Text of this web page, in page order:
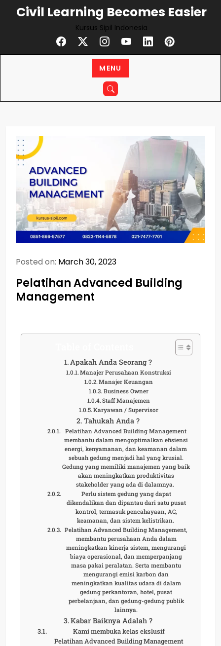
Civil Learning Becomes Easier
Kursus Sipil Indonesia
MENU
Posted on: March 30, 2023
Pelatihan Advanced Building
Management
Apakah Anda Seorang ?
Manajer Perusahaan Konstruksi
Manajer Keuangan
Business Owner
Staff Manajemen
Karyawan / Supervisor
Tahukah Anda ?
Pelatihan Advanced Building Management
membantu dalam mengoptimalkan efisiensi
energi, kenyamanan, dan keamanan dalam
sebuah gedung menjadi hal yang krusial.
Gedung yang memiliki manajemen yang baik
akan meningkatkan produktivitas
stakeholder yang ada di dalamnya.
Perlu sistem gedung yang dapat
dikendalikan dan dipantau dari satu pusat
kontrol, termasuk pencahayaan, AC,
keamanan, dan sistem kelistrikan.
Pelatihan Advanced Building Management,
membantu perusahaan Anda dalam
meningkatkan kinerja sistem, mengurangi
biaya operasional, dan memperpanjang
masa pakai peralatan. Serta membantu
mengurangi emisi karbon dan
meningkatkan kualitas udara di dalam
gedung perkantoran, hotel, pusat
perbelanjaan, dan gedung-gedung publik
lainnya.
Kabar Baiknya Adalah ?
Kami membuka kelas ekslusif
Pelatihan Advanced Building Management